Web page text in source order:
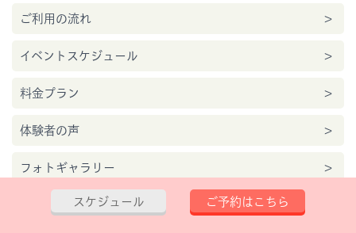
スケジュール ご予約はこちら
ご利用の流れ
イベントスケジュール
料金プラン
体験者の声
フォトギャラリー
動画ギャラリー